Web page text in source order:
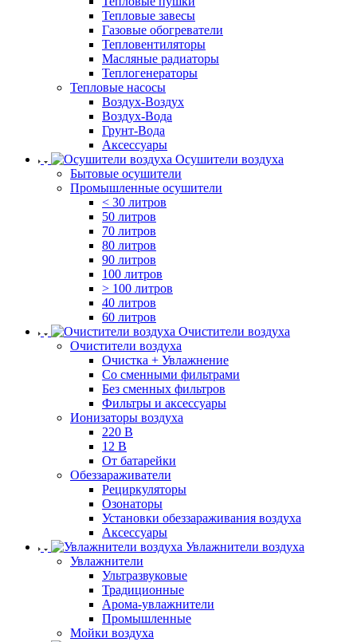
Тепловые завесы
Газовые обогреватели
Тепловентиляторы
Масляные радиаторы
Теплогенераторы
Тепловые насосы
Воздух-Воздух
Воздух-Вода
Грунт-Вода
Аксессуары
Осушители воздуха
Бытовые осушители
Промышленные осушители
< 30 литров
50 литров
70 литров
80 литров
90 литров
100 литров
> 100 литров
40 литров
60 литров
Очистители воздуха
Очистители воздуха
Очистка + Увлажнение
Cо сменными фильтрами
Без сменных фильтров
Фильтры и аксессуары
Ионизаторы воздуха
220 В
12 В
От батарейки
Обеззараживатели
Рециркуляторы
Озонаторы
Установки обеззараживания воздуха
Аксессуары
Увлажнители воздуха
Увлажнители
Ультразвуковые
Традиционные
Арома-увлажнители
Промышленные
Мойки воздуха